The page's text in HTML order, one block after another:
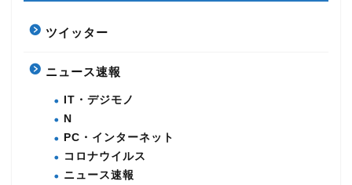
ツイッター
ニュース速報
IT・デジモノ
N
PC・インターネット
コロナウイルス
ニュース速報